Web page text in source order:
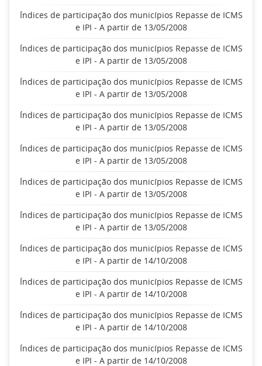
Índices de participação dos municípios Repasse de ICMS
e IPI - A partir de 13/05/2008
Índices de participação dos municípios Repasse de ICMS
e IPI - A partir de 13/05/2008
Índices de participação dos municípios Repasse de ICMS
e IPI - A partir de 13/05/2008
Índices de participação dos municípios Repasse de ICMS
e IPI - A partir de 13/05/2008
Índices de participação dos municípios Repasse de ICMS
e IPI - A partir de 13/05/2008
Índices de participação dos municípios Repasse de ICMS
e IPI - A partir de 13/05/2008
Índices de participação dos municípios Repasse de ICMS
e IPI - A partir de 13/05/2008
Índices de participação dos municípios Repasse de ICMS
e IPI - A partir de 14/10/2008
Índices de participação dos municípios Repasse de ICMS
e IPI - A partir de 14/10/2008
Índices de participação dos municípios Repasse de ICMS
e IPI - A partir de 14/10/2008
Índices de participação dos municípios Repasse de ICMS
e IPI - A partir de 14/10/2008